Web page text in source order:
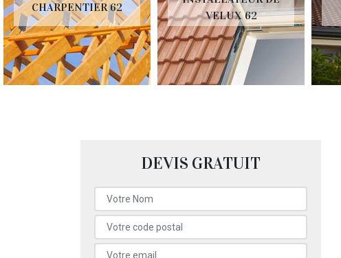
CHARPENTIER 62
VELUX 62
DEVIS GRATUIT